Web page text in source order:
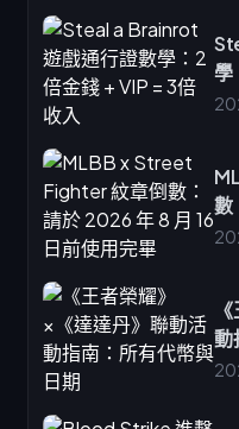
計算錦標賽中的每點成本
追蹤您的送禮投資報酬率
Bigo Live 鑽石儲值的未來與
虛擬貨幣儲值的未來趨勢
常見問題解答 (FAQ)
學
數
用
動